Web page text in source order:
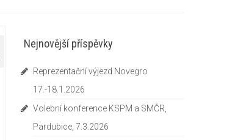
Nejnovější příspěvky
Reprezentační výjezd Novegro
17.-18.1.2026
Volební konference KSPM a SMČR,
Pardubice, 7.3.2026